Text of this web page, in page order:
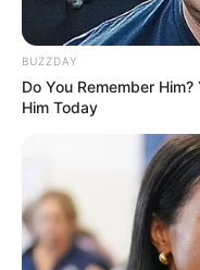
BUZZDAY
Do You Remember
Him Today